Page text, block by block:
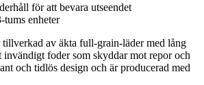
för att bevara utseendet
tums enheter
av äkta full-grain-läder med lång
foder som skyddar mot repor och
och tidlös design och är producerad med